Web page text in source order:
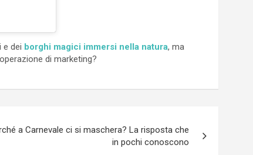
e dei borghi magici immersi nella natura, ma
di marketing?
a Carnevale ci si maschera? La risposta che
in pochi conoscono